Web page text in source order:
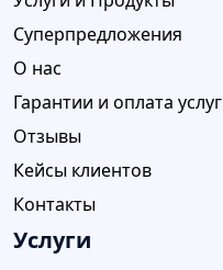
Суперпредложения
О нас
Гарантии и оплата услуг
Отзывы
Кейсы клиентов
Контакты
Услуги